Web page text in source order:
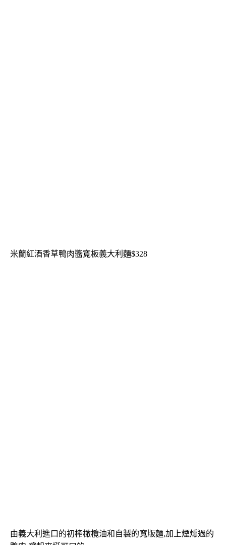
米蘭紅酒香草鴨肉醬寬板義大利麵$328
由義大利進口的初榨橄欖油和自製的寬版麵,加上煙燻過的